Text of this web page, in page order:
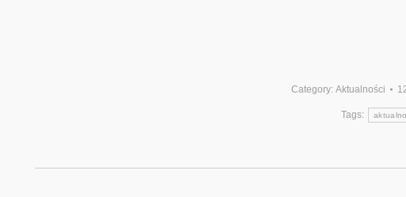
Category:Aktualności
Tags: